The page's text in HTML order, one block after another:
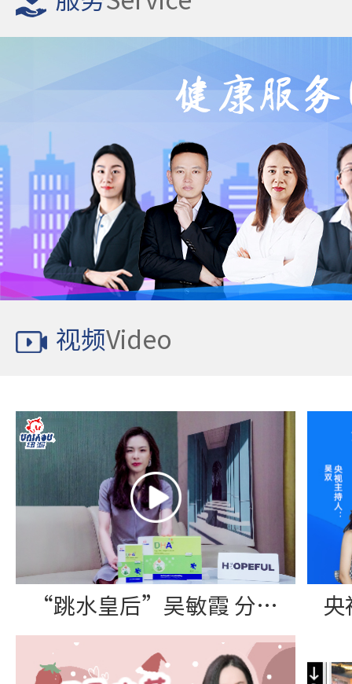
视频Video
“跳水皇后”吴敏霞 分享纽派DHA藻油软胶囊